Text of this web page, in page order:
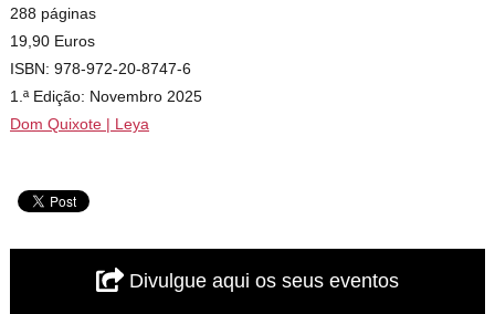
288 páginas
19,90 Euros
ISBN: 978-972-20-8747-6
1.ª Edição: Novembro 2025
Dom Quixote | Leya
Divulgue aqui os seus eventos